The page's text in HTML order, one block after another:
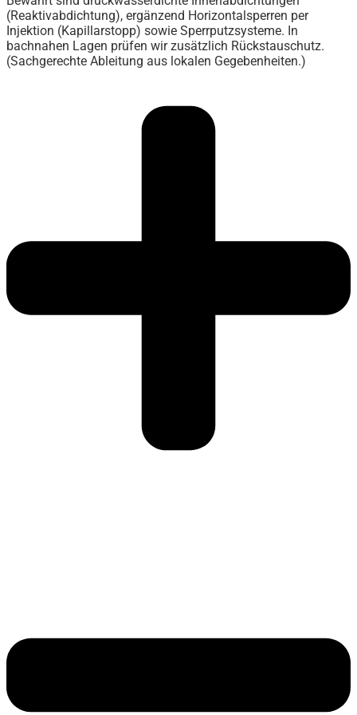
(Reaktivabdichtung), ergänzend Horizontalsperren per
Injektion (Kapillarstopp) sowie Sperrputzsysteme. In
bachnahen Lagen prüfen wir zusätzlich Rückstauschutz.
(Sachgerechte Ableitung aus lokalen Gegebenheiten.)